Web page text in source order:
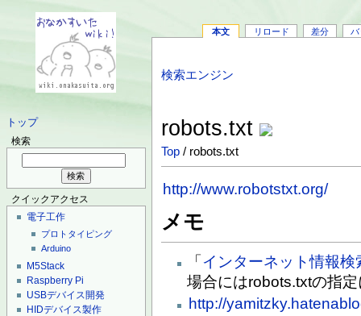
トップ
検索
クイックアクセス
電子工作
プロトタイピング
Arduino
M5Stack
Raspberry Pi
USBデバイス開発
HIDデバイス製作
本文 リロード 差分 バ
検索エンジン
robots.txt
Top / robots.txt
http://www.robotstxt.org/
メモ
「 インターネット情報
場合にはrobots.txtの指
http://